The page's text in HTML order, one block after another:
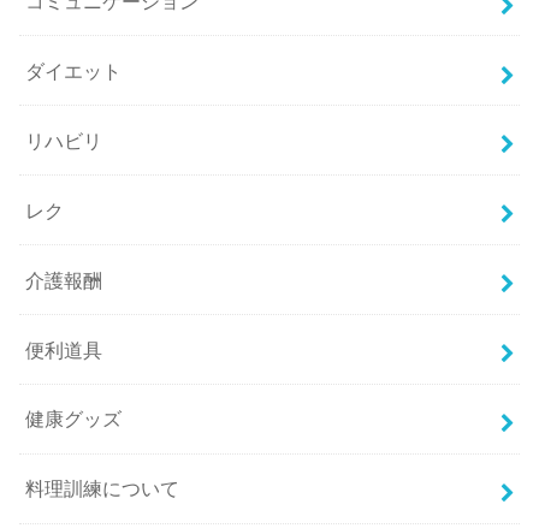
ダイエット
リハビリ
レク
介護報酬
便利道具
健康グッズ
料理訓練について